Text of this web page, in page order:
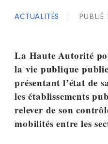
ACTUALITÉS PUBLIÉ
La Haute Autorité
la vie publique
présentant l’état de
les établissements
relever de son
mobilités entre les